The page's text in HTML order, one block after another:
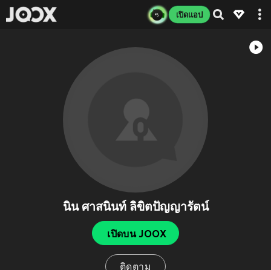
เปิดแอป
นิน ศาสนินท์ ลิขิตปัญญารัตน์
เปิดบน JOOX
ติดตาม